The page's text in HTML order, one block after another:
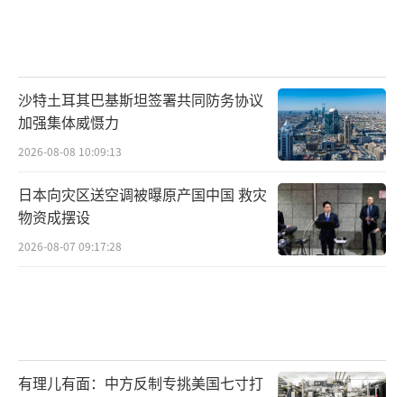
沙特土耳其巴基斯坦签署共同防务协议
加强集体威慑力
2026-08-08 10:09:13
日本向灾区送空调被曝原产国中国 救灾
物资成摆设
2026-08-07 09:17:28
有理儿有面：中方反制专挑美国七寸打